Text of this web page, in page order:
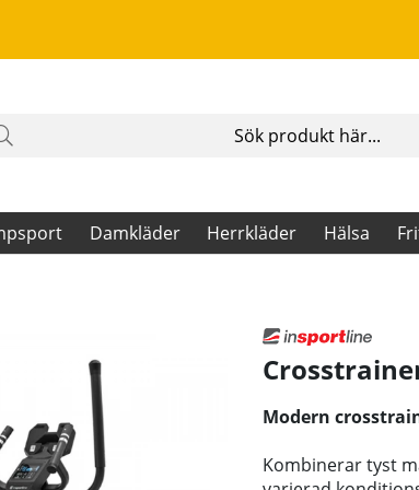
Damkläder Herrkläder Hälsa
Modern
Kombinerar tyst